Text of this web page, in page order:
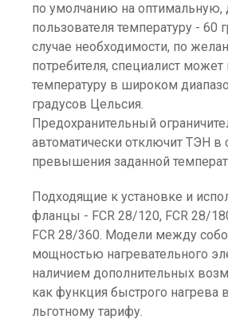
по умолчанию на оптимальную,
пользователя температуру - 60
случае необходимости, по
потребителя, специалист может
температуру в широком
градусов Цельсия.
Предохранительный
автоматически отключит ТЭН в
превышения заданной
Подходящие к установке и
фланцы - FCR 28/120, FCR 28/
FCR 28/360. Модели между
мощностью нагревательного
наличием дополнительных
как функция быстрого нагрева
льготному тарифу.